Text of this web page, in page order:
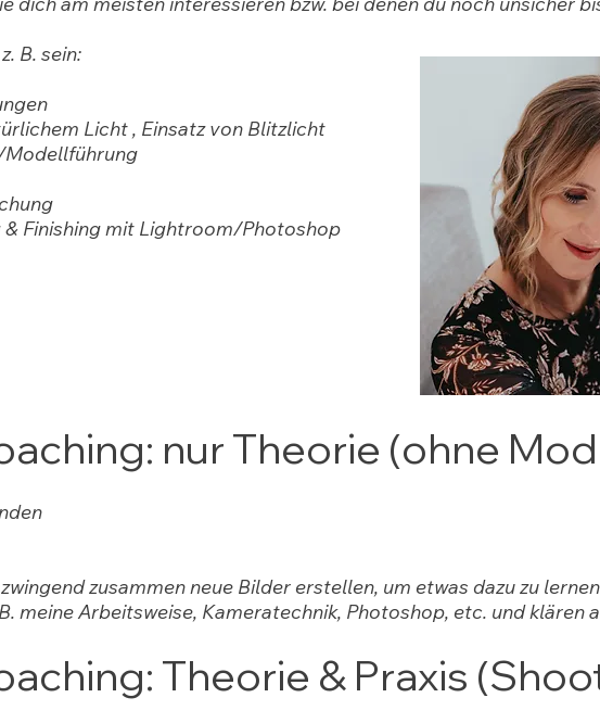
B. sein:
Licht , Einsatz von Blitzlicht
Finishing mit Lightroom/Photoshop
nur Theorie (ohne
zusammen neue Bilder erstellen, um etwas dazu zu
meine Arbeitsweise, Kameratechnik, Photoshop, etc. und klären
Theorie & Praxis